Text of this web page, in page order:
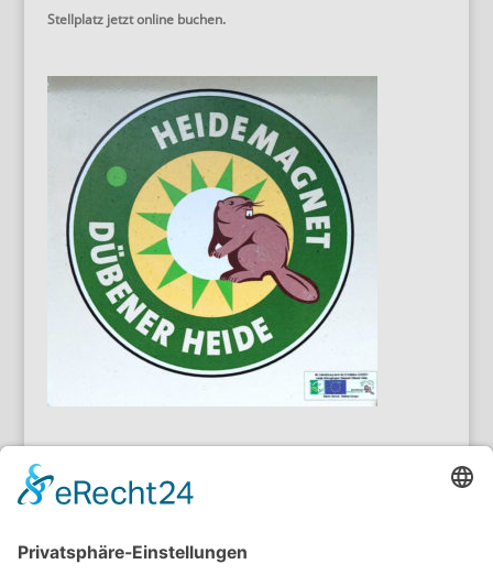
Stellplatz jetzt online buchen.